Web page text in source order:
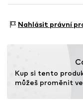
3542AD Utecht
Nahlásit právní
Kup si tento
můžeš proměnit